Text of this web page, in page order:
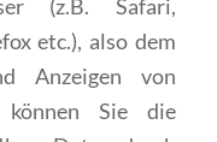
(z.B. Safari,
etc.), also dem
Anzeigen von
können Sie die